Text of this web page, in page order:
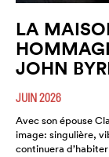
LA
JOHN
JUIN 2026
Avec son épouse
image: singulière,
continuera